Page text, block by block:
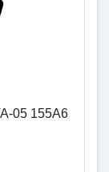
05 155A6